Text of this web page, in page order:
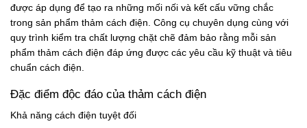
được áp dụng để tạo ra những mối nối và kết cấu vững chắc
trong sản phẩm thảm cách điện. Công cụ chuyên dụng cùng với
quy trình kiểm tra chất lượng chặt chẽ đảm bảo rằng mỗi sản
phẩm thảm cách điện đáp ứng được các yêu cầu kỹ thuật và tiêu
chuẩn cách điện.
Đặc điểm độc đáo của thảm cách điện
Khả năng cách điện tuyệt đối